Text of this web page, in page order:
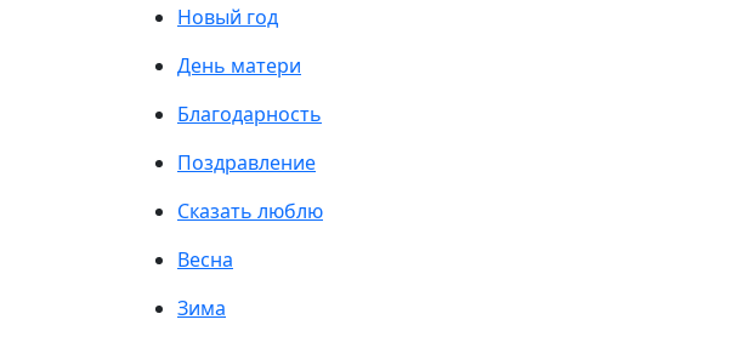
Новый год
День матери
Благодарность
Поздравление
Сказать люблю
Весна
Зима